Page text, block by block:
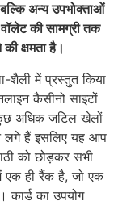
अन्य उपभोक्ताओं
की सामग्री तक
क्षमता है।
शैली में प्रस्तुत किया
कैसीनो साइटों
अधिक जटिल खेलों
लगे हैं इसलिए यह आप
को छोड़कर सभी
एक ही रैंक है, जो एक
कार्ड का उपयोग